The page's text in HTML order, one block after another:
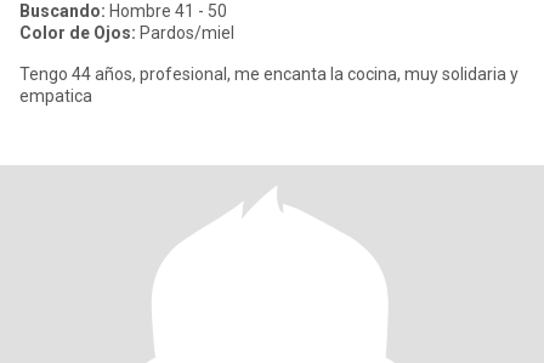
Buscando: Hombre 41 - 50
Color de Ojos: Pardos/miel
Tengo 44 años, profesional, me encanta la cocina, muy solidaria y
empatica